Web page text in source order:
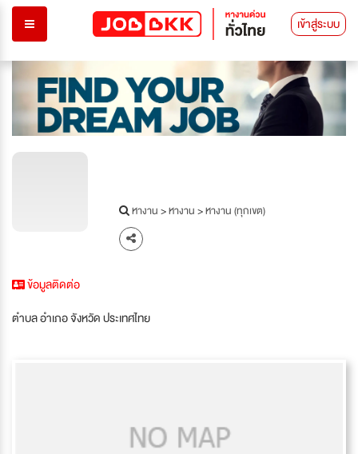
เข้าสู่ระบบ
หางาน>หางาน>หางาน (ทุกเขต)
ข้อมูลติดต่อ
ตำบล อำเภอ จังหวัด ประเทศไทย